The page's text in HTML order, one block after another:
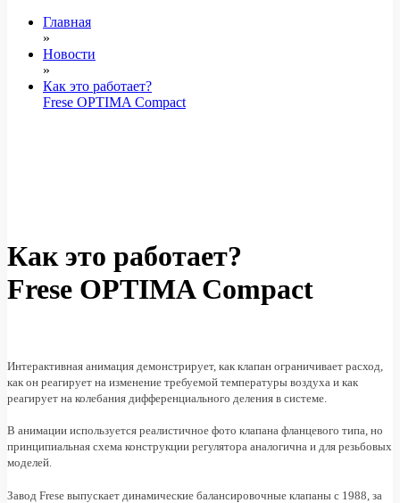
Главная
»
Новости
»
Как это работает?
Frese OPTIMA Compact
Как это работает?
Frese OPTIMA Compact
Интерактивная анимация демонстрирует, как клапан ограничивает расход,
как он реагирует на изменение требуемой температуры воздуха и как
реагирует на колебания дифференциального деления в системе.
В анимации используется реалистичное фото клапана фланцевого типа, но
принципиальная схема конструкции регулятора аналогична и для резьбовых
моделей.
Завод Frese выпускает динамические балансировочные клапаны с 1988, за